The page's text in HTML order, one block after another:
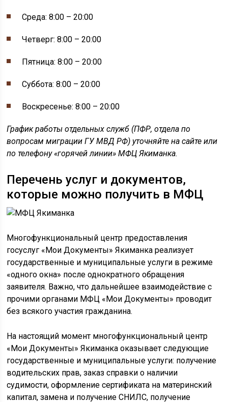
Среда: 8:00 – 20:00
Четверг: 8:00 – 20:00
Пятница: 8:00 – 20:00
Суббота: 8:00 – 20:00
Воскресенье: 8:00 – 20:00
График работы отдельных служб (ПФР, отдела по
вопросам миграции ГУ МВД РФ) уточняйте на сайте или
по телефону «горячей линии» МФЦ Якиманка.
Перечень услуг и документов,
которые можно получить в МФЦ
Многофункциональный центр предоставления
госуслуг «Мои Документы» Якиманка реализует
государственные и муниципальные услуги в режиме
«одного окна» после однократного обращения
заявителя. Важно, что дальнейшее взаимодействие с
прочими органами МФЦ «Мои Документы» проводит
без всякого участия гражданина.
На настоящий момент многофункциональный центр
«Мои Документы» Якиманка оказывает следующие
государственные и муниципальные услуги: получение
водительских прав, заказ справки о наличии
судимости, оформление сертификата на материнский
капитал, замена и получение СНИЛС, получение